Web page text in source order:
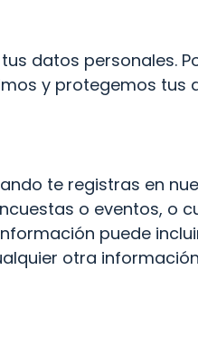
datos personales.
y protegemos tus
te registras en
o eventos, o
puede
otra